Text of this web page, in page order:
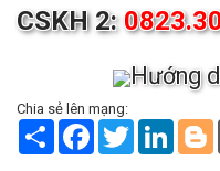
CSKH 2:
Hướng
Chia sẻ lên mạng:
S
F
T
L
B